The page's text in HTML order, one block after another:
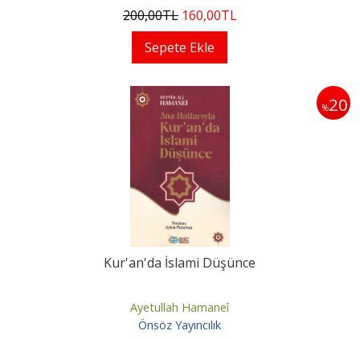
200,00TL 160,00TL
Sepete Ekle
%20
Kur'an'da İslami Düşünce
Ayetullah Hamaneî
Önsöz Yayıncılık